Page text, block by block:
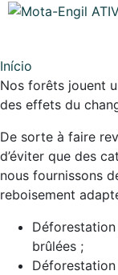
Início
Nos forêts jouent
des effets du
De sorte à faire
d’éviter que des
nous fournissons
reboisement
brûlées ;